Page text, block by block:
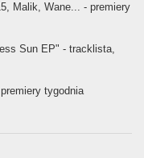
Malik, Wane... - premiery
Sun EP" - tracklista,
tygodnia